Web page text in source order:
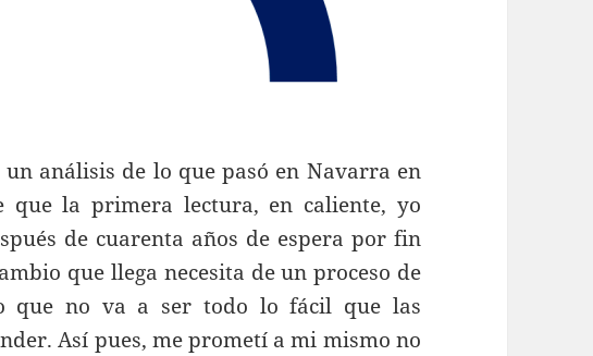
análisis de lo que pasó en Navarra en
que la primera lectura, en caliente, yo
de cuarenta años de espera por fin
que llega necesita de un proceso de
que no va a ser todo lo fácil que las
Así pues, me prometí a mi mismo no